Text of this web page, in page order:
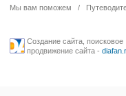
Мы вам поможем /
Создание сайта, поисковое
продвижение сайта-